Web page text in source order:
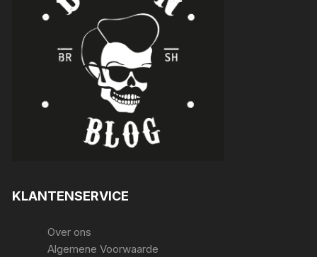
KLANTENSERVICE
Over ons
Algemene Voorwaarde